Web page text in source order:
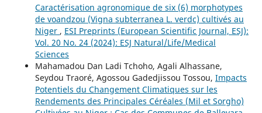
Caractérisation agronomique de six (6) morphotypes
de voandzou (Vigna subterranea L. verdc) cultivés au
Niger , ESI Preprints (European Scientific Journal, ESJ):
Vol. 20 No. 24 (2024): ESJ Natural/Life/Medical
Sciences
Mahamadou Dan Ladi Tchoho, Agali Alhassane,
Seydou Traoré, Agossou Gadedjissou Tossou, Impacts
Potentiels du Changement Climatiques sur les
Rendements des Principales Céréales (Mil et Sorgho)